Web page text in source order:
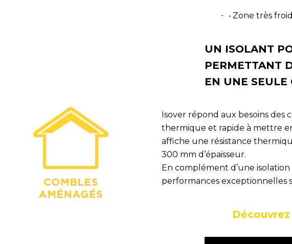
• Zone très
UN ISOLANT
PERMETTANT
EN UNE SEULE
Isover répond aux besoins
thermique et rapide à mettre
affiche une résistance
300 mm d’épaisseur.
En complément d’une
performances exceptionnelles